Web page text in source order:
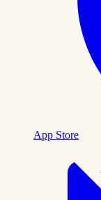
App Store